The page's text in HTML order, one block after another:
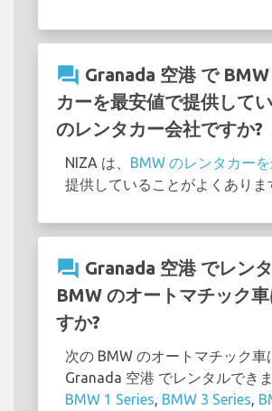
question_answer Granada 空港 で
カーを最安値で提供して
のレンタカー会社ですか?
NIZA は、 BMW のレンタカー
提供していることがよくありま
question_answer Granada 空港 でレン
BMW のオートマチック
すか?
次の BMW のオートマチック車
Granada 空港 でレンタルできま
BMW 1 Series BMW 3 Series